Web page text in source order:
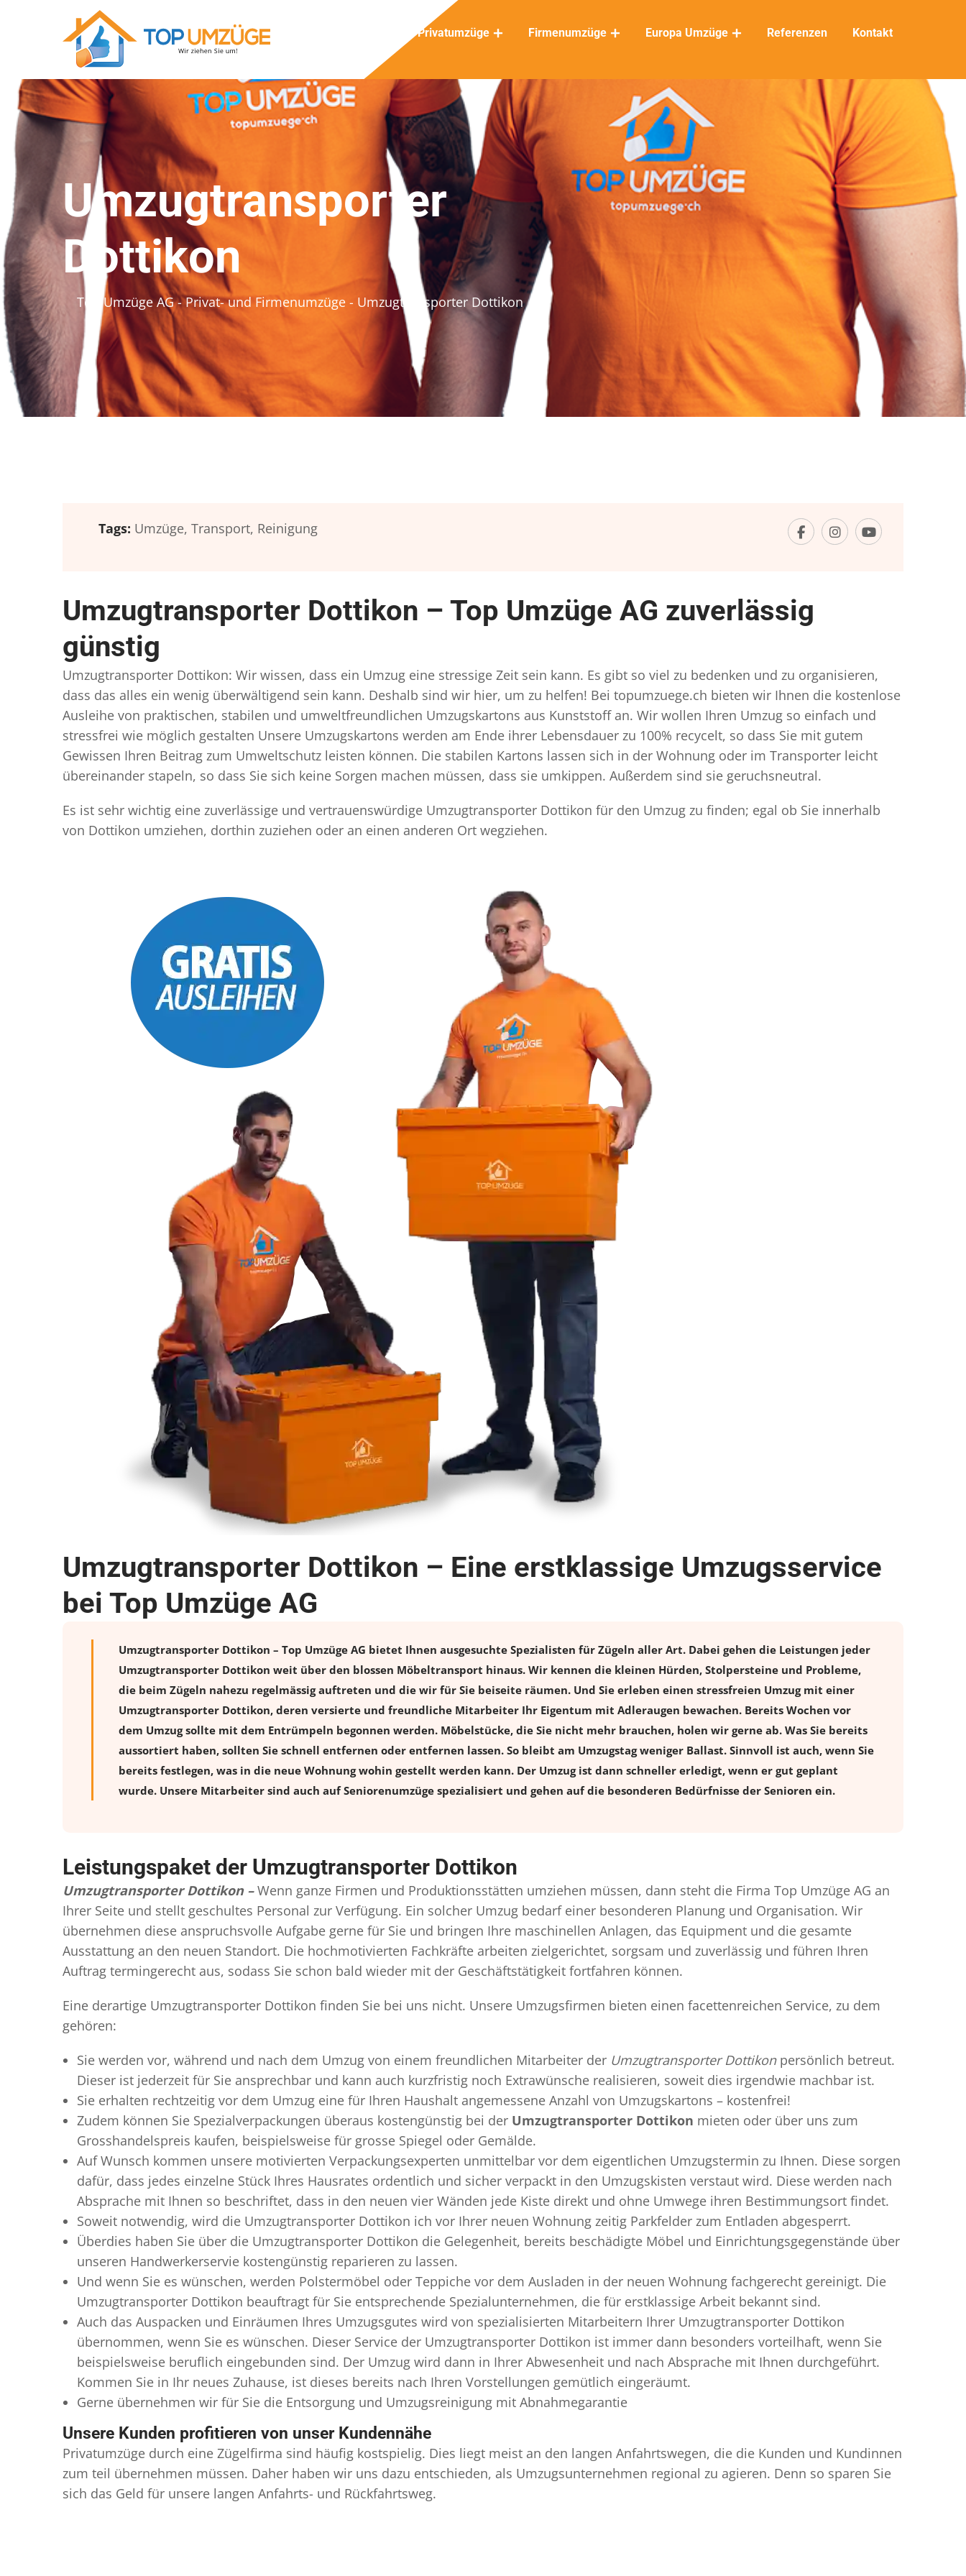
Privatumzüge Firmenumzüge Europa Umzüge Referenzen Kontakt
Umzugtransporter
Dottikon
Top Umzüge AG - Privat- und Firmenumzüge - Umzugtransporter Dottikon
Tags: Umzüge, Transport, Reinigung
Umzugtransporter Dottikon – Top Umzüge AG zuverlässig
günstig
Umzugtransporter Dottikon: Wir wissen, dass ein Umzug eine stressige Zeit sein kann. Es gibt so viel zu bedenken und zu organisieren,
dass das alles ein wenig überwältigend sein kann. Deshalb sind wir hier, um zu helfen! Bei topumzuege.ch bieten wir Ihnen die kostenlose
Ausleihe von praktischen, stabilen und umweltfreundlichen Umzugskartons aus Kunststoff an. Wir wollen Ihren Umzug so einfach und
stressfrei wie möglich gestalten Unsere Umzugskartons werden am Ende ihrer Lebensdauer zu 100% recycelt, so dass Sie mit gutem
Gewissen Ihren Beitrag zum Umweltschutz leisten können. Die stabilen Kartons lassen sich in der Wohnung oder im Transporter leicht
übereinander stapeln, so dass Sie sich keine Sorgen machen müssen, dass sie umkippen. Außerdem sind sie geruchsneutral.
Es ist sehr wichtig eine zuverlässige und vertrauenswürdige Umzugtransporter Dottikon für den Umzug zu finden; egal ob Sie innerhalb
von Dottikon umziehen, dorthin zuziehen oder an einen anderen Ort wegziehen.
Umzugtransporter Dottikon – Eine erstklassige Umzugsservice
bei Top Umzüge AG
Umzugtransporter Dottikon – Top Umzüge AG bietet Ihnen ausgesuchte Spezialisten für Zügeln aller Art. Dabei gehen die Leistungen jeder
Umzugtransporter Dottikon weit über den blossen Möbeltransport hinaus. Wir kennen die kleinen Hürden, Stolpersteine und Probleme,
die beim Zügeln nahezu regelmässig auftreten und die wir für Sie beiseite räumen. Und Sie erleben einen stressfreien Umzugmit einer
Umzugtransporter Dottikon, deren versierte und freundliche Mitarbeiter Ihr Eigentum mit Adleraugen bewachen. Bereits Wochen vor
dem Umzug sollte mit dem Entrümpeln begonnen werden. Möbelstücke, die Sie nicht mehr brauchen, holen wir gerne ab. Was Sie bereits
aussortiert haben, sollten Sie schnell entfernen oder entfernen lassen. So bleibt am Umzugstag weniger Ballast. Sinnvoll ist auch, wenn Sie
bereits festlegen, was in die neue Wohnung wohin gestellt werden kann. Der Umzug ist dann schneller erledigt, wenn er gut geplant
wurde. Unsere Mitarbeiter sind auch auf Seniorenumzüge spezialisiert und gehen auf die besonderen Bedürfnisse der Senioren ein.
Leistungspaket der Umzugtransporter Dottikon
Umzugtransporter Dottikon – Wenn ganze Firmen und Produktionsstätten umziehen müssen, dann steht die Firma Top Umzüge AG an
Ihrer Seite und stellt geschultes Personal zur Verfügung. Ein solcher Umzug bedarf einer besonderen Planung und Organisation. Wir
übernehmen diese anspruchsvolle Aufgabe gerne für Sie und bringen Ihre maschinellen Anlagen, das Equipment und die gesamte
Ausstattung an den neuen Standort. Die hochmotivierten Fachkräfte arbeiten zielgerichtet, sorgsam und zuverlässig und führen Ihren
Auftrag termingerecht aus, sodass Sie schon bald wieder mit der Geschäftstätigkeit fortfahren können.
Eine derartige Umzugtransporter Dottikon finden Sie bei uns nicht. Unsere Umzugsfirmen bieten einen facettenreichen Service, zu dem
gehören:
Sie werden vor, während und nach dem Umzug von einem freundlichen Mitarbeiter der Umzugtransporter Dottikonpersönlich betreut.
Dieser ist jederzeit für Sie ansprechbar und kann auch kurzfristig noch Extrawünsche realisieren, soweit dies irgendwie machbar ist.
Sie erhalten rechtzeitig vor dem Umzug eine für Ihren Haushalt angemessene Anzahl von Umzugskartons – kostenfrei!
Zudem können Sie Spezialverpackungen überaus kostengünstig bei der Umzugtransporter Dottikon mieten oder über uns zum
Grosshandelspreis kaufen, beispielsweise für grosse Spiegel oder Gemälde.
Auf Wunsch kommen unsere motivierten Verpackungsexperten unmittelbar vor dem eigentlichen Umzugstermin zu Ihnen. Diese sorgen
dafür, dass jedes einzelne Stück Ihres Hausrates ordentlich und sicher verpackt in den Umzugskisten verstaut wird. Diese werden nach
Absprache mit Ihnen so beschriftet, dass in den neuen vier Wänden jede Kiste direkt und ohne Umwege ihren Bestimmungsort findet.
Soweit notwendig, wird die Umzugtransporter Dottikon ich vor Ihrer neuen Wohnung zeitig Parkfelder zum Entladen abgesperrt.
Überdies haben Sie über die Umzugtransporter Dottikon die Gelegenheit, bereits beschädigte Möbel und Einrichtungsgegenstände über
unseren Handwerkerservie kostengünstig reparieren zu lassen.
Und wenn Sie es wünschen, werden Polstermöbel oder Teppiche vor dem Ausladen in der neuen Wohnung fachgerecht gereinigt. Die
Umzugtransporter Dottikon beauftragt für Sie entsprechende Spezialunternehmen, die für erstklassige Arbeit bekannt sind.
Auch das Auspacken und Einräumen Ihres Umzugsgutes wird von spezialisierten Mitarbeitern Ihrer Umzugtransporter Dottikon
übernommen, wenn Sie es wünschen. Dieser Service der Umzugtransporter Dottikon ist immer dann besonders vorteilhaft, wenn Sie
beispielsweise beruflich eingebunden sind. Der Umzug wird dann in Ihrer Abwesenheit und nach Absprache mit Ihnen durchgeführt.
Kommen Sie in Ihr neues Zuhause, ist dieses bereits nach Ihren Vorstellungen gemütlich eingeräumt.
Gerne übernehmen wir für Sie die Entsorgung und Umzugsreinigung mit Abnahmegarantie
Unsere Kunden profitieren von unser Kundennähe
Privatumzüge durch eine Zügelfirma sind häufig kostspielig. Dies liegt meist an den langen Anfahrtswegen, die die Kunden und Kundinnen
zum teil übernehmen müssen. Daher haben wir uns dazu entschieden, als Umzugsunternehmen regional zu agieren. Denn so sparen Sie
sich das Geld für unsere langen Anfahrts- und Rückfahrtsweg.